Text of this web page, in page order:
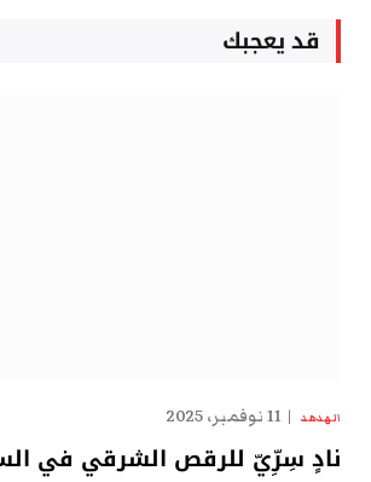
قد يعجبك
الهدهد 11 نوفمبر، 2025
نادٍ سِرِّيّ للرقص الشرقي في